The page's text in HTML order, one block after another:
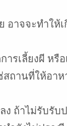
อาจจะทำให้
รเลี้ยงผี หรือ
สถานที่ให้อา
ถ้าไม่รับรับ